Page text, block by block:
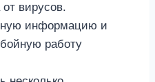
вирусов.
информацию и
работу